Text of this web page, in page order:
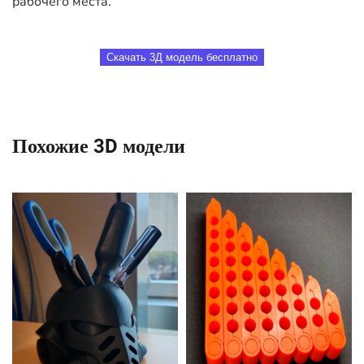
Скачать 3Д модель бесплатно
Похожие 3D модели